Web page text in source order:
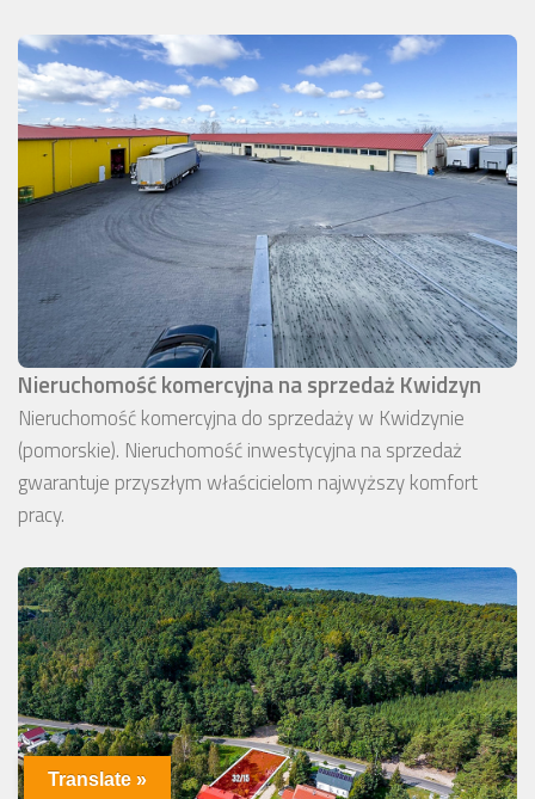
Nieruchomość komercyjna na sprzedaż Kwidzyn
Nieruchomość komercyjna do sprzedaży w Kwidzynie
(pomorskie). Nieruchomość inwestycyjna na sprzedaż
gwarantuje przyszłym właścicielom najwyższy komfort
pracy.
Translate »